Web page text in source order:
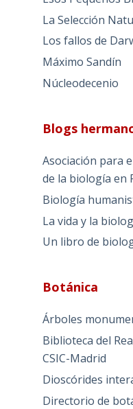
La Selección
Los fallos de
Máximo Sandín
Núcleodecenio
Blogs
Asociación para
de la biología en
Biología
La vida y la
Un libro de
Botánica
Árboles
Biblioteca del
CSIC-Madrid
Dioscórides
Directorio de